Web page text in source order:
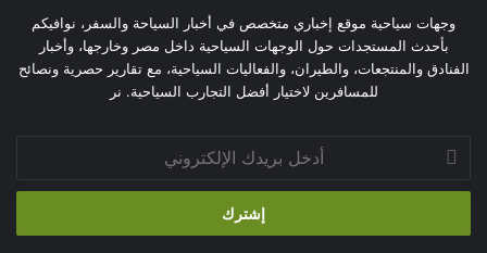
وجهات سياحية موقع إخباري متخصص في أخبار السياحة والسفر، نوافيكم
بأحدث المستجدات حول الوجهات السياحية داخل مصر وخارجها، وأخبار
الفنادق والمنتجعات، والطيران، والفعاليات السياحية، مع تقارير حصرية ونصائح
للمسافرين لاختيار أفضل التجارب السياحية. نر
أدخل
بريدك
الإلكتروني